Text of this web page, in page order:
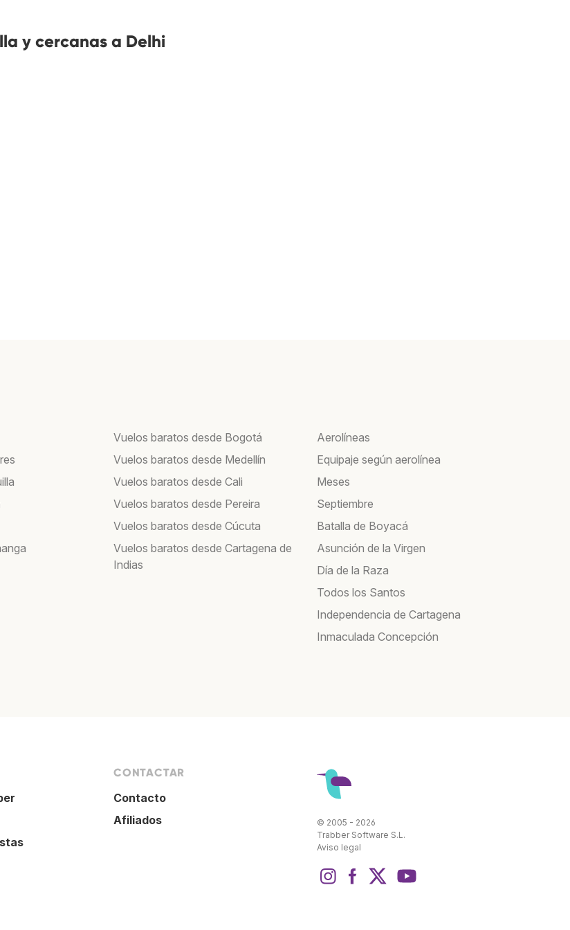
y cercanas a Delhi
Vuelos baratos desde Bogotá
Vuelos baratos desde Medellín
Vuelos baratos desde Cali
Vuelos baratos desde Pereira
Vuelos baratos desde Cúcuta
Vuelos baratos desde Cartagena de
Indias
Aerolíneas
Equipaje según aerolínea
Meses
Septiembre
Batalla de Boyacá
Asunción de la Virgen
Día de la Raza
Todos los Santos
Independencia de Cartagena
Inmaculada Concepción
CONTACTAR
Contacto
Afiliados
© 2005 - 2026
Trabber Software S.L.
Aviso legal